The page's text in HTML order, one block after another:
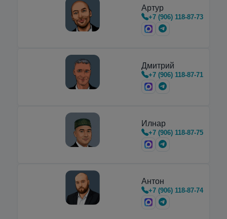
Недорогие вертикальные и
горизонтальные криоцилиндры,
Артур
+7 (906) 118-87-73
Дмитрий
+7 (906) 118-87-71
Илнар
+7 (906) 118-87-75
Антон
+7 (906) 118-87-74